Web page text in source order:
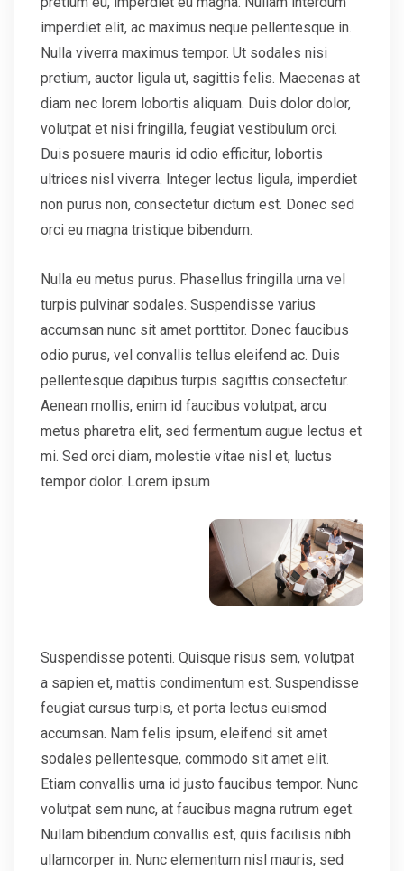
imperdiet elit, ac maximus neque pellentesque in.
Nulla viverra maximus tempor. Ut sodales nisi
pretium, auctor ligula ut, sagittis felis. Maecenas at
diam nec lorem lobortis aliquam. Duis dolor dolor,
volutpat et nisi fringilla, feugiat vestibulum orci.
Duis posuere mauris id odio efficitur, lobortis
ultrices nisl viverra. Integer lectus ligula, imperdiet
non purus non, consectetur dictum est. Donec sed
orci eu magna tristique bibendum.
Nulla eu metus purus. Phasellus fringilla urna vel
turpis pulvinar sodales. Suspendisse varius
accumsan nunc sit amet porttitor. Donec faucibus
odio purus, vel convallis tellus eleifend ac. Duis
pellentesque dapibus turpis sagittis consectetur.
Aenean mollis, enim id faucibus volutpat, arcu
metus pharetra elit, sed fermentum augue lectus et
mi. Sed orci diam, molestie vitae nisl et, luctus
tempor dolor. Lorem ipsum
Suspendisse potenti. Quisque risus sem, volutpat
a sapien et, mattis condimentum est. Suspendisse
feugiat cursus turpis, et porta lectus euismod
accumsan. Nam felis ipsum, eleifend sit amet
sodales pellentesque, commodo sit amet elit.
Etiam convallis urna id justo faucibus tempor. Nunc
volutpat sem nunc, at faucibus magna rutrum eget.
Nullam bibendum convallis est, quis facilisis nibh
ullamcorper in. Nunc elementum nisl mauris, sed